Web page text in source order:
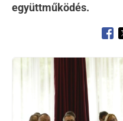
együttműködés.